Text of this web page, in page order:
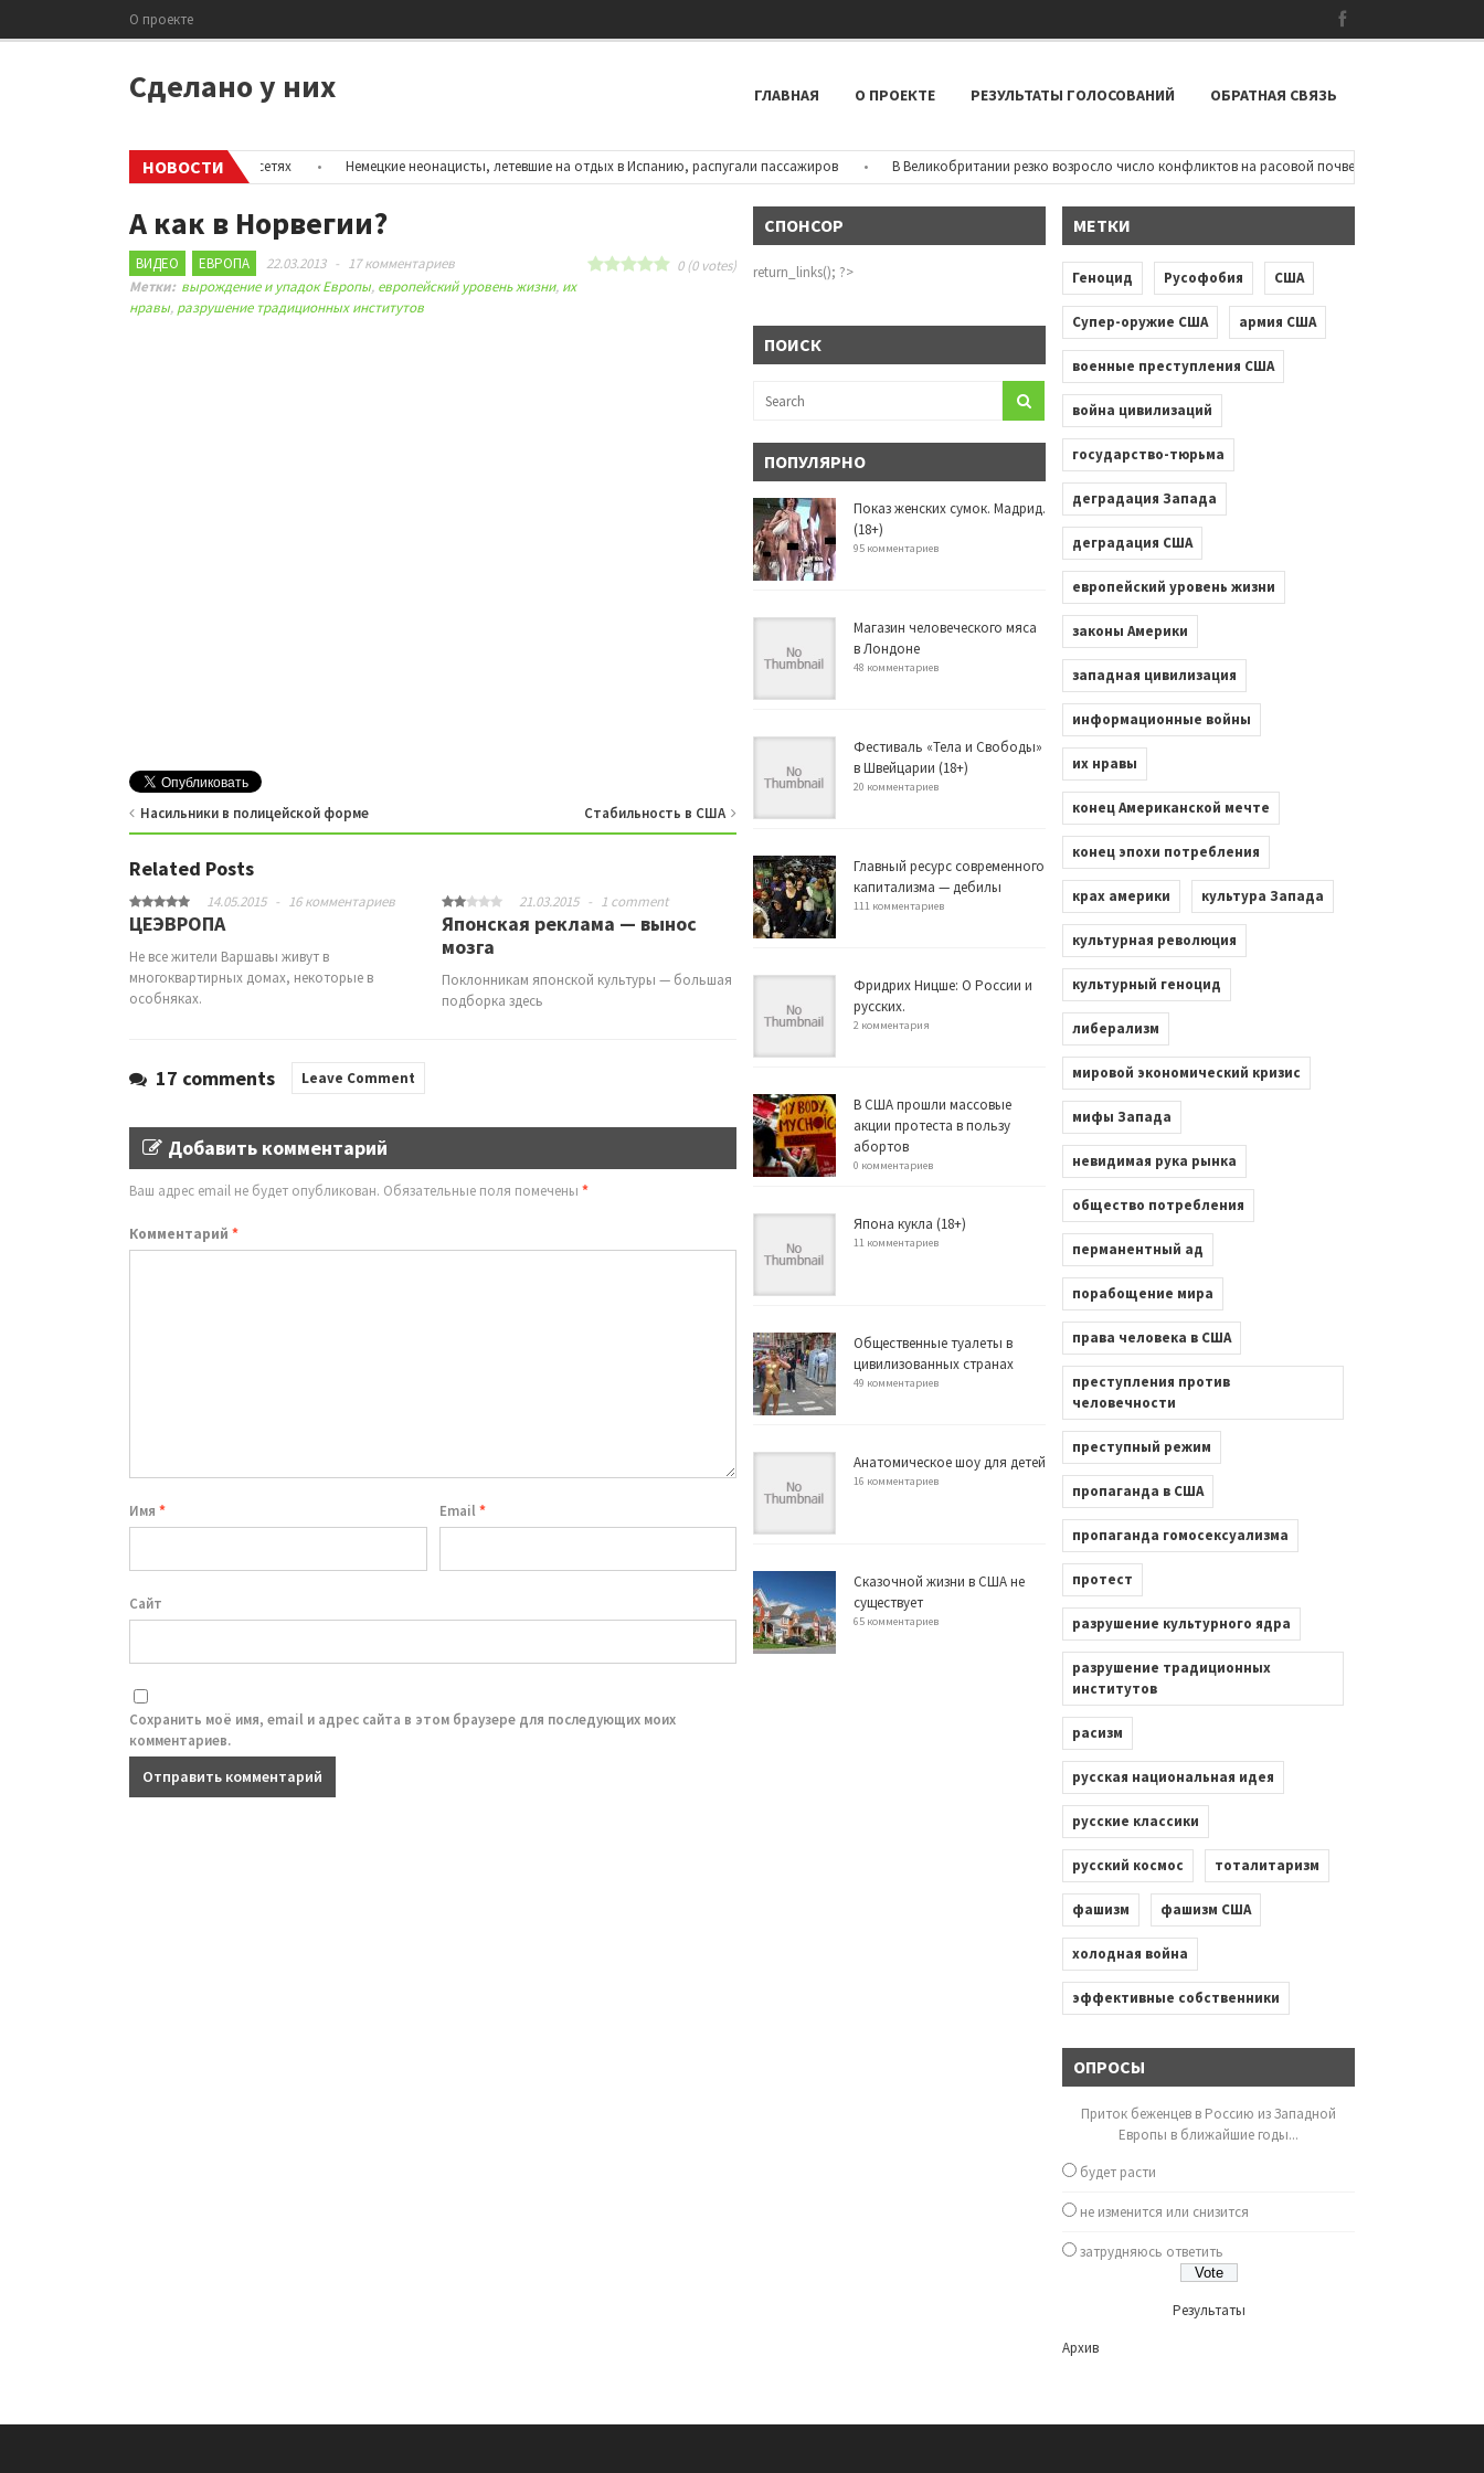
О проекте
Сделано у них ГЛАВНАЯ О ПРОЕКТЕ РЕЗУЛЬТАТЫ ГОЛОСОВАНИЙ ОБРАТНАЯ СВЯЗЬ
НОВОСТИ
информацию об аккаунтах в соцсетях • Немецкие неонацисты, летевшие на отдых в Испанию, распугали пассажиров • В Великобритании резко возросло число конфликтов на расовой почве: чернокожие дети
А как в Норвегии?
ВИДЕО ЕВРОПА 22.03.2013 - 17 комментариев 0(0votes)
Метки: вырождение и упадок Европы, европейский уровень жизни, их
нравы, разрушение традиционных институтов
Насильники в полицейской форме Стабильность в США
Related Posts
14.05.2015 - 16 комментариев
ЦЕЭВРОПА
Не все жители Варшавы живут в
многоквартирных домах, некоторые в
особняках.
21.03.2015 - 1 comment
Японская реклама — вынос
мозга
Поклонникам японской культуры — большая
подборка здесь
17 comments Leave Comment
Добавить комментарий
Ваш адрес email не будет опубликован. Обязательные поля помечены *
Комментарий *
Имя * Email*
Сайт
Сохранить моё имя, email и адрес сайта в этом браузере для последующих моих
комментариев.
СПОНСОР
return_links(); ?>
ПОИСК
ПОПУЛЯРНО
Показ женских сумок. Мадрид.
(18+)
95 комментариев
Магазин человеческого мяса
в Лондоне
48 комментариев
Фестиваль «Тела и Свободы»
в Швейцарии (18+)
20 комментариев
Главный ресурс современного
капитализма — дебилы
111 комментариев
Фридрих Ницше: О России и
русских.
2 комментария
В США прошли массовые
акции протеста в пользу
абортов
0 комментариев
Япона кукла (18+)
11 комментариев
Общественные туалеты в
цивилизованных странах
49 комментариев
Анатомическое шоу для детей
16 комментариев
Сказочной жизни в США не
существует
65 комментариев
МЕТКИ
Геноцид Русофобия США
Супер-оружие США армия США
военные преступления США
война цивилизаций
государство-тюрьма
деградация Запада
деградация США
европейский уровень жизни
законы Америки
западная цивилизация
информационные войны
их нравы
конец Американской мечте
конец эпохи потребления
крах америки культура Запада
культурная революция
культурный геноцид
либерализм
мировой экономический кризис
мифы Запада
невидимая рука рынка
общество потребления
перманентный ад
порабощение мира
права человека в США
преступления против
человечности
преступный режим
пропаганда в США
пропаганда гомосексуализма
протест
разрушение культурного ядра
разрушение традиционных
институтов
расизм
русская национальная идея
русские классики
русский космос тоталитаризм
фашизм фашизм США
холодная война
эффективные собственники
ОПРОСЫ
Приток беженцев в Россию из Западной
Европы в ближайшие годы...
будет расти
не изменится или снизится
затрудняюсь ответить
Результаты
Архив